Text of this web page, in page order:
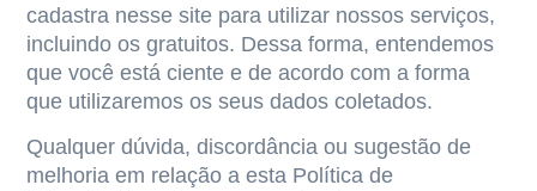
cadastra nesse site para utilizar nossos serviços,
incluindo os gratuitos. Dessa forma, entendemos
que você está ciente e de acordo com a forma
que utilizaremos os seus dados coletados.
Qualquer dúvida, discordância ou sugestão de
melhoria em relação a esta Política de